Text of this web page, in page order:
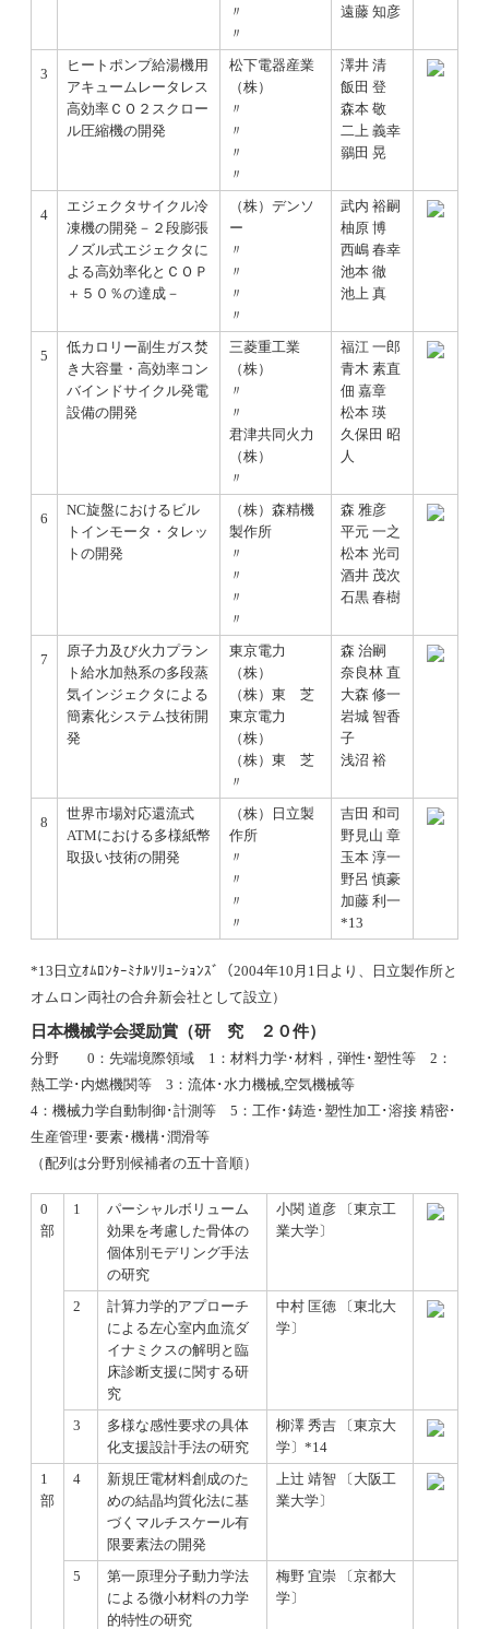
〃
〃
遠藤 知彦
3
ヒートポンプ給湯機用
アキュームレータレス
高効率ＣＯ２スクロー
ル圧縮機の開発
松下電器産業
（株）
〃
〃
〃
〃
澤井 清
飯田 登
森本 敬
二上 義幸
鶸田 晃
4
エジェクタサイクル冷
凍機の開発－２段膨張
ノズル式エジェクタに
よる高効率化とＣＯＰ
＋５０％の達成－
（株）デンソ
ー
〃
〃
〃
〃
武内 裕嗣
柚原 博
西嶋 春幸
池本 徹
池上 真
5
低カロリー副生ガス焚
き大容量・高効率コン
バインドサイクル発電
設備の開発
三菱重工業
（株）
〃
〃
君津共同火力
（株）
〃
福江 一郎
青木 素直
佃 嘉章
松本 瑛
久保田 昭
人
6
NC旋盤におけるビル
トインモータ・タレッ
トの開発
（株）森精機
製作所
〃
〃
〃
〃
森 雅彦
平元 一之
松本 光司
酒井 茂次
石黒 春樹
7
原子力及び火力プラン
ト給水加熱系の多段蒸
気インジェクタによる
簡素化システム技術開
発
東京電力
（株）
（株）東 芝
東京電力
（株）
（株）東 芝
〃
森 治嗣
奈良林 直
大森 修一
岩城 智香
子
浅沼 裕
8
世界市場対応還流式
ATMにおける多様紙幣
取扱い技術の開発
（株）日立製
作所
〃
〃
〃
〃
吉田 和司
野見山 章
玉本 淳一
野呂 慎豪
加藤 利一
*13
*13日立ｵﾑﾛﾝﾀｰﾐﾅﾙｿﾘｭｰｼｮﾝｽﾞ（2004年10月1日より、日立製作所と
オムロン両社の合弁新会社として設立）
日本機械学会奨励賞（研 究 ２０件）
分野 0：先端境際領域 1：材料力学･材料，弾性･塑性等 2：
熱工学･内燃機関等 3：流体･水力機械,空気機械等
4：機械力学自動制御･計測等 5：工作･鋳造･塑性加工･溶接 精密･
生産管理･要素･機構･潤滑等
（配列は分野別候補者の五十音順）
0
部
1
パーシャルボリューム
効果を考慮した骨体の
個体別モデリング手法
の研究
小関 道彦 〔東京工
業大学〕
2
計算力学的アプローチ
による左心室内血流ダ
イナミクスの解明と臨
床診断支援に関する研
究
中村 匡徳 〔東北大
学〕
3
多様な感性要求の具体
化支援設計手法の研究
柳澤 秀吉 〔東京大
学〕*14
1
部
4
新規圧電材料創成のた
めの結晶均質化法に基
づくマルチスケール有
限要素法の開発
上辻 靖智 〔大阪工
業大学〕
5
第一原理分子動力学法
による微小材料の力学
的特性の研究
梅野 宜崇 〔京都大
学〕